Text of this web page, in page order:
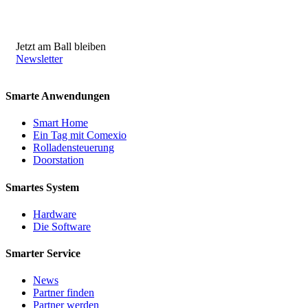
Jetzt am Ball bleiben
Newsletter
Smarte Anwendungen
Smart Home
Ein Tag mit Comexio
Rolladensteuerung
Doorstation
Smartes System
Hardware
Die Software
Smarter Service
News
Partner finden
Partner werden